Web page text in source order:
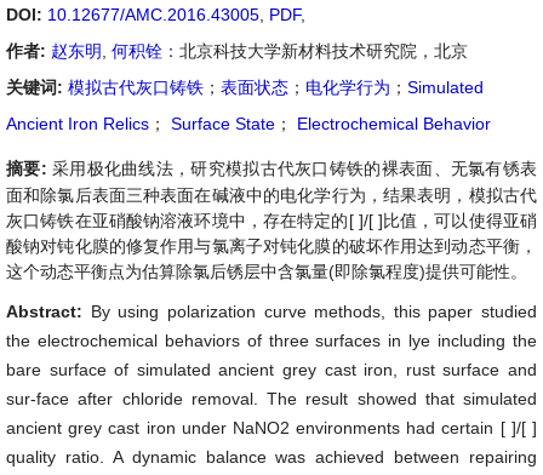
DOI: 10.12677/AMC.2016.43005 PDF,
作者: 赵东明 何积铨 ：北京科技大学新材料技术研究院，北京
关键词: 模拟古代灰口铸铁 ； 表面状态 ； 电化学行为 ； Simulated
Ancient Iron Relics ； Surface State ； Electrochemical Behavior
摘要: 采用极化曲线法，研究模拟古代灰口铸铁的裸表面、无氯有锈表
面和除氯后表面三种表面在碱液中的电化学行为，结果表明，模拟古代
灰口铸铁在亚硝酸钠溶液环境中，存在特定的[ ]/[ ]比值，可以使得亚硝
酸钠对钝化膜的修复作用与氯离子对钝化膜的破坏作用达到动态平衡，
这个动态平衡点为估算除氯后锈层中含氯量(即除氯程度)提供可能性。
Abstract: By using polarization curve methods, this paper studied
the electrochemical behaviors of three surfaces in lye including the
bare surface of simulated ancient grey cast iron, rust surface and
sur-face after chloride removal. The result showed that simulated
ancient grey cast iron under NaNO2 environments had certain [ ]/[ ]
quality ratio. A dynamic balance was achieved between repairing